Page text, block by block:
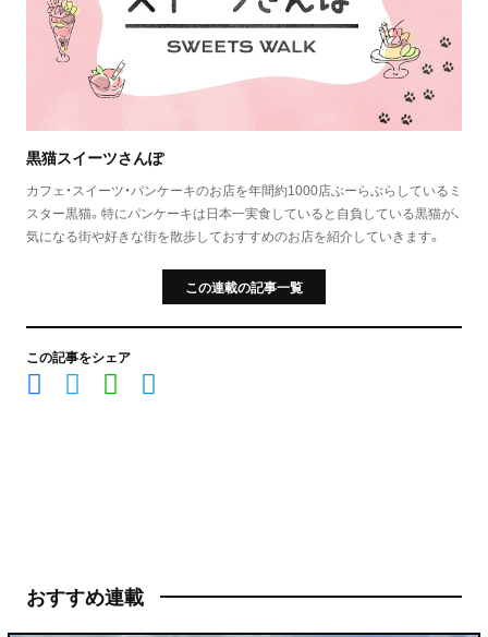
黒猫スイーツさんぽ
カフェ・スイーツ・パンケーキのお店を年間約1000店ぶーらぶらしているミ
スター黒猫。特にパンケーキは日本一実食していると自負している黒猫が、
気になる街や好きな街を散歩しておすすめのお店を紹介していきます。
この連載の記事一覧
この記事をシェア
おすすめ連載